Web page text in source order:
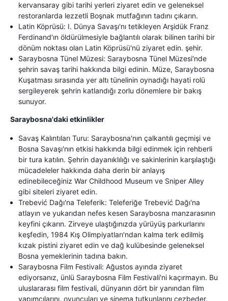
kervansaray gibi tarihi yerleri ziyaret edin ve geleneksel
restoranlarda lezzetli Boşnak mutfağının tadını çıkarın.
Latin Köprüsü: I. Dünya Savaşı'nı tetikleyen Arşidük Franz
Ferdinand'ın öldürülmesiyle bağlantılı olarak bilinen tarihi bir
dönüm noktası olan Latin Köprüsü'nü ziyaret edin. şehir.
Saraybosna Tünel Müzesi: Saraybosna Tünel Müzesi'nde
şehrin savaş tarihi hakkında bilgi edinin. Müze, Saraybosna
Kuşatması sırasında yer altı tünelinin oynadığı hayati rolü
sergileyerek şehrin katlandığı zorlu dönemlere bir bakış
sunuyor.
Saraybosna'daki etkinlikler
Savaş Kalıntıları Turu: Saraybosna'nın çalkantılı geçmişi ve
Bosna Savaşı'nın etkisi hakkında bilgi edinmek için rehberli
bir tura katılın. Şehrin dayanıklılığı ve sakinlerinin karşılaştığı
mücadeleler hakkında daha derin bir anlayış
edinebileceğiniz War Childhood Museum ve Sniper Alley
gibi siteleri ziyaret edin.
Trebević Dağı'na Teleferik: Teleferiğe Trebević Dağı'na
atlayın ve yukarıdan nefes kesen Saraybosna manzarasının
keyfini çıkarın. Zirveye ulaştığınızda yürüyüş parkurlarını
keşfedin, 1984 Kış Olimpiyatları'ndan kalma terk edilmiş
kızak pistini ziyaret edin ve dağ kulübesinde geleneksel
Bosna yemeklerinin tadına bakın.
Saraybosna Film Festivali: Ağustos ayında ziyaret
ediyorsanız, ünlü Saraybosna Film Festivali'ni kaçırmayın. Bu
uluslararası film festivali, dünyanın dört bir yanından film
yapımcılarını, oyuncuları ve sinema tutkunlarını cezbeder,